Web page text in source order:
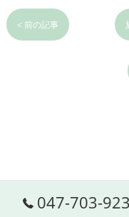
< 前の記事
047-703-